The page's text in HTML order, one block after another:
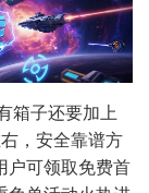
箱子还要加上
，安全靠谱方
户可领取免费首